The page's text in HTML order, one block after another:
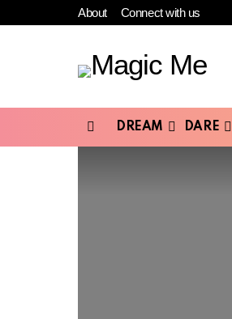
About Connect with us
DREAM DARE